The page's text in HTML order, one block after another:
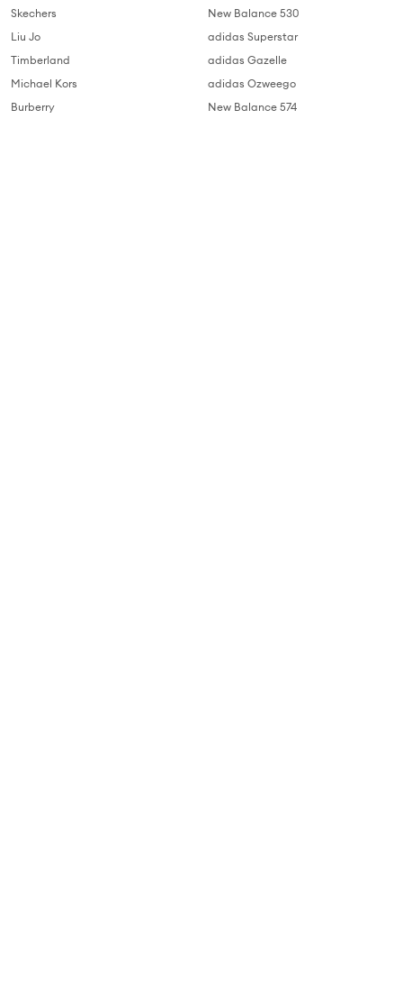
Skechers
Liu Jo
Timberland
Michael Kors
Burberry
New Balance 530
adidas Superstar
adidas Gazelle
adidas Ozweego
New Balance 574